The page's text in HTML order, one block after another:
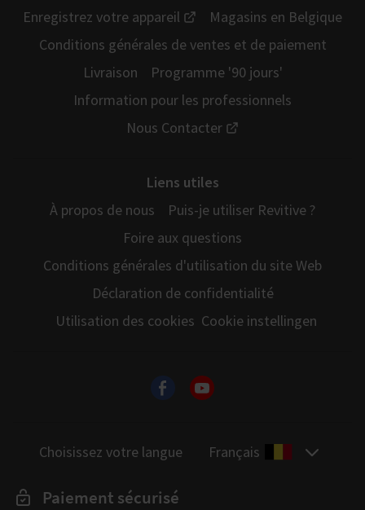
Enregistrez votre appareil
Magasins en Belgique
Conditions générales de ventes et de paiement
Livraison
Programme '90 jours'
Information pour les professionnels
Nous Contacter
Liens utiles
À propos de nous
Puis-je utiliser Revitive ?
Foire aux questions
Conditions générales d'utilisation du site Web
Déclaration de confidentialité
Utilisation des cookies Cookie instellingen
Choisissez votre langue Français
Paiement sécurisé